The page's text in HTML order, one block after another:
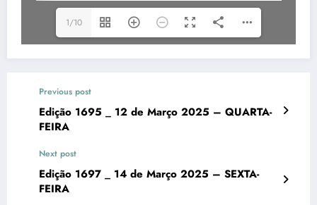
1/10
Previous post
Edição 1695 _ 12 de Março 2025 – QUARTA-
FEIRA
Next post
Edição 1697 _ 14 de Março 2025 – SEXTA-
FEIRA